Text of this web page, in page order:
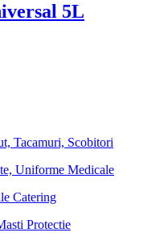
5L
Tacamuri, Scobitori
Uniforme Medicale
Catering
Protectie